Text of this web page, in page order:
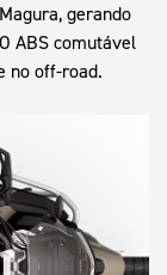
gerando
ABS comutável
no off-road.